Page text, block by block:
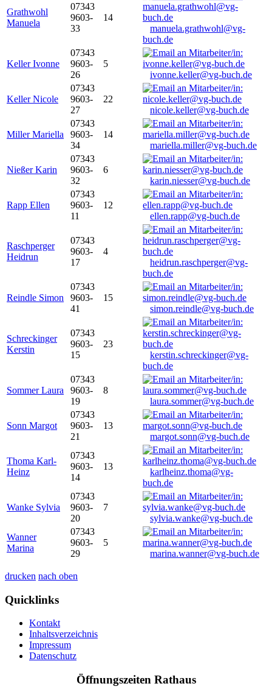
Grathwohl
Manuela
07343
9603-
33
14
manuela.grathwohl@vg-
buch.de
Keller Ivonne
07343
9603-
26
5
ivonne.keller@vg-buch.de
Keller Nicole
07343
9603-
27
22
nicole.keller@vg-buch.de
Miller Mariella
07343
9603-
34
14
mariella.miller@vg-buch.de
Nießer Karin
07343
9603-
32
6
karin.niesser@vg-buch.de
Rapp Ellen
07343
9603-
11
12
ellen.rapp@vg-buch.de
Raschperger
Heidrun
07343
9603-
17
4
heidrun.raschperger@vg-
buch.de
Reindle Simon
07343
9603-
41
15
simon.reindle@vg-buch.de
Schreckinger
Kerstin
07343
9603-
15
23
kerstin.schreckinger@vg-
buch.de
Sommer Laura
07343
9603-
19
8
laura.sommer@vg-buch.de
Sonn Margot
07343
9603-
21
13
margot.sonn@vg-buch.de
Thoma Karl-
Heinz
07343
9603-
14
13
karlheinz.thoma@vg-
buch.de
Wanke Sylvia
07343
9603-
20
7
sylvia.wanke@vg-buch.de
Wanner
Marina
07343
9603-
29
5
marina.wanner@vg-buch.de
drucken nach oben
Quicklinks
Kontakt
Inhaltsverzeichnis
Impressum
Datenschutz
Öffnungszeiten Rathaus